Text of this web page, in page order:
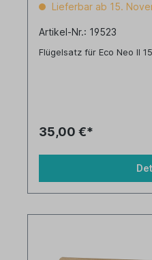
Lieferbar ab 15.
Artikel-Nr.: 19523
Flügelsatz für Eco Neo II
35,00 €*